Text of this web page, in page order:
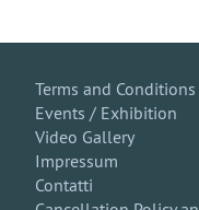
Terms and Conditions
Events / Exhibition
Video Gallery
Impressum
Contatti